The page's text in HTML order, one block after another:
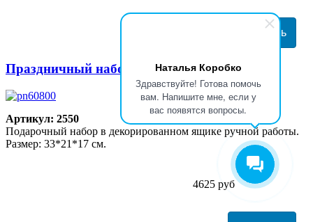
Наталья Коробко
Здравствуйте! Готова помочь
вам. Напишите мне, если у
вас появятся вопросы.
Праздничный набор № 60
Артикул: 2550
Подарочный набор в декорированном ящике ручной работы.
Размер: 33*21*17 см.
4625 руб